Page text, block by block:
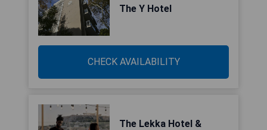
The Y Hotel
CHECK AVAILABILITY
The Lekka Hotel &